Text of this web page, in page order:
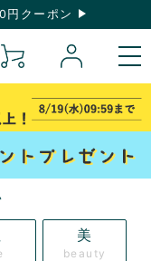
円クーポン
美
beauty